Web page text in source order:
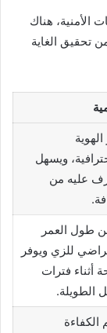
الأمنية، هناك
تحقيق الغاية
ويسهل
عليه من
طول العمر
للزي ويوفر
أثناء فترات
الطويلة.
الكفاءة